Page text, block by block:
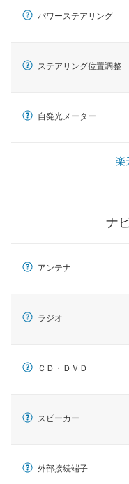
パワーステアリング
ステアリング位置調整
自発光メーター
楽
ナ
アンテナ
ラジオ
ＣＤ・ＤＶＤ
スピーカー
外部接続端子